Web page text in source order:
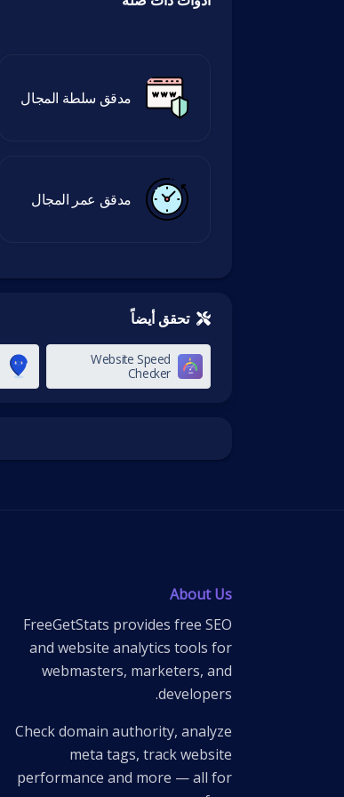
مدقق سلطة المجال
مدقق عمر المجال
تحقق أيضاً
Website Speed
Checker
About Us
FreeGetStats provides free SEO
and website analytics tools for
webmasters, marketers, and
developers.
Check domain authority, analyze
meta tags, track website
performance and more — all for